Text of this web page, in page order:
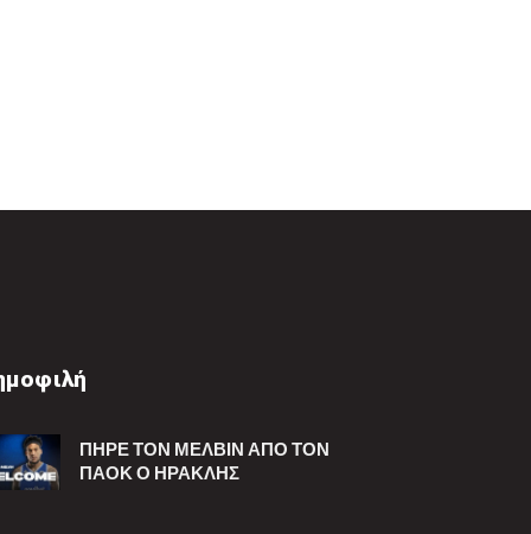
ΠΉΡΕ ΤΟΝ ΜΈΛΒΙΝ ΑΠΌ ΤΟΝ
ΠΑΟΚ Ο ΗΡΑΚΛΉΣ